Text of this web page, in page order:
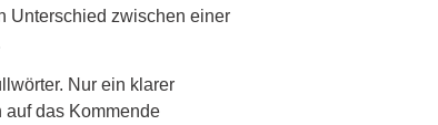
Unterschied zwischen einer
Nur ein klarer
auf das Kommende